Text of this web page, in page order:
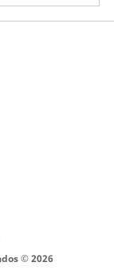
©2026